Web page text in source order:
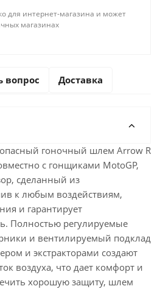
для интернет-магазина и может
магазинах
вопрос Доставка
гоночный шлем Arrow R
с гонщиками MotoGP,
сделанный из
к любым воздействиям,
и гарантирует
Полностью регулируемые
и вентилируемый подклад
и экстракторами создают
воздуха, что дает комфорт и
хорошую защиту, шлем